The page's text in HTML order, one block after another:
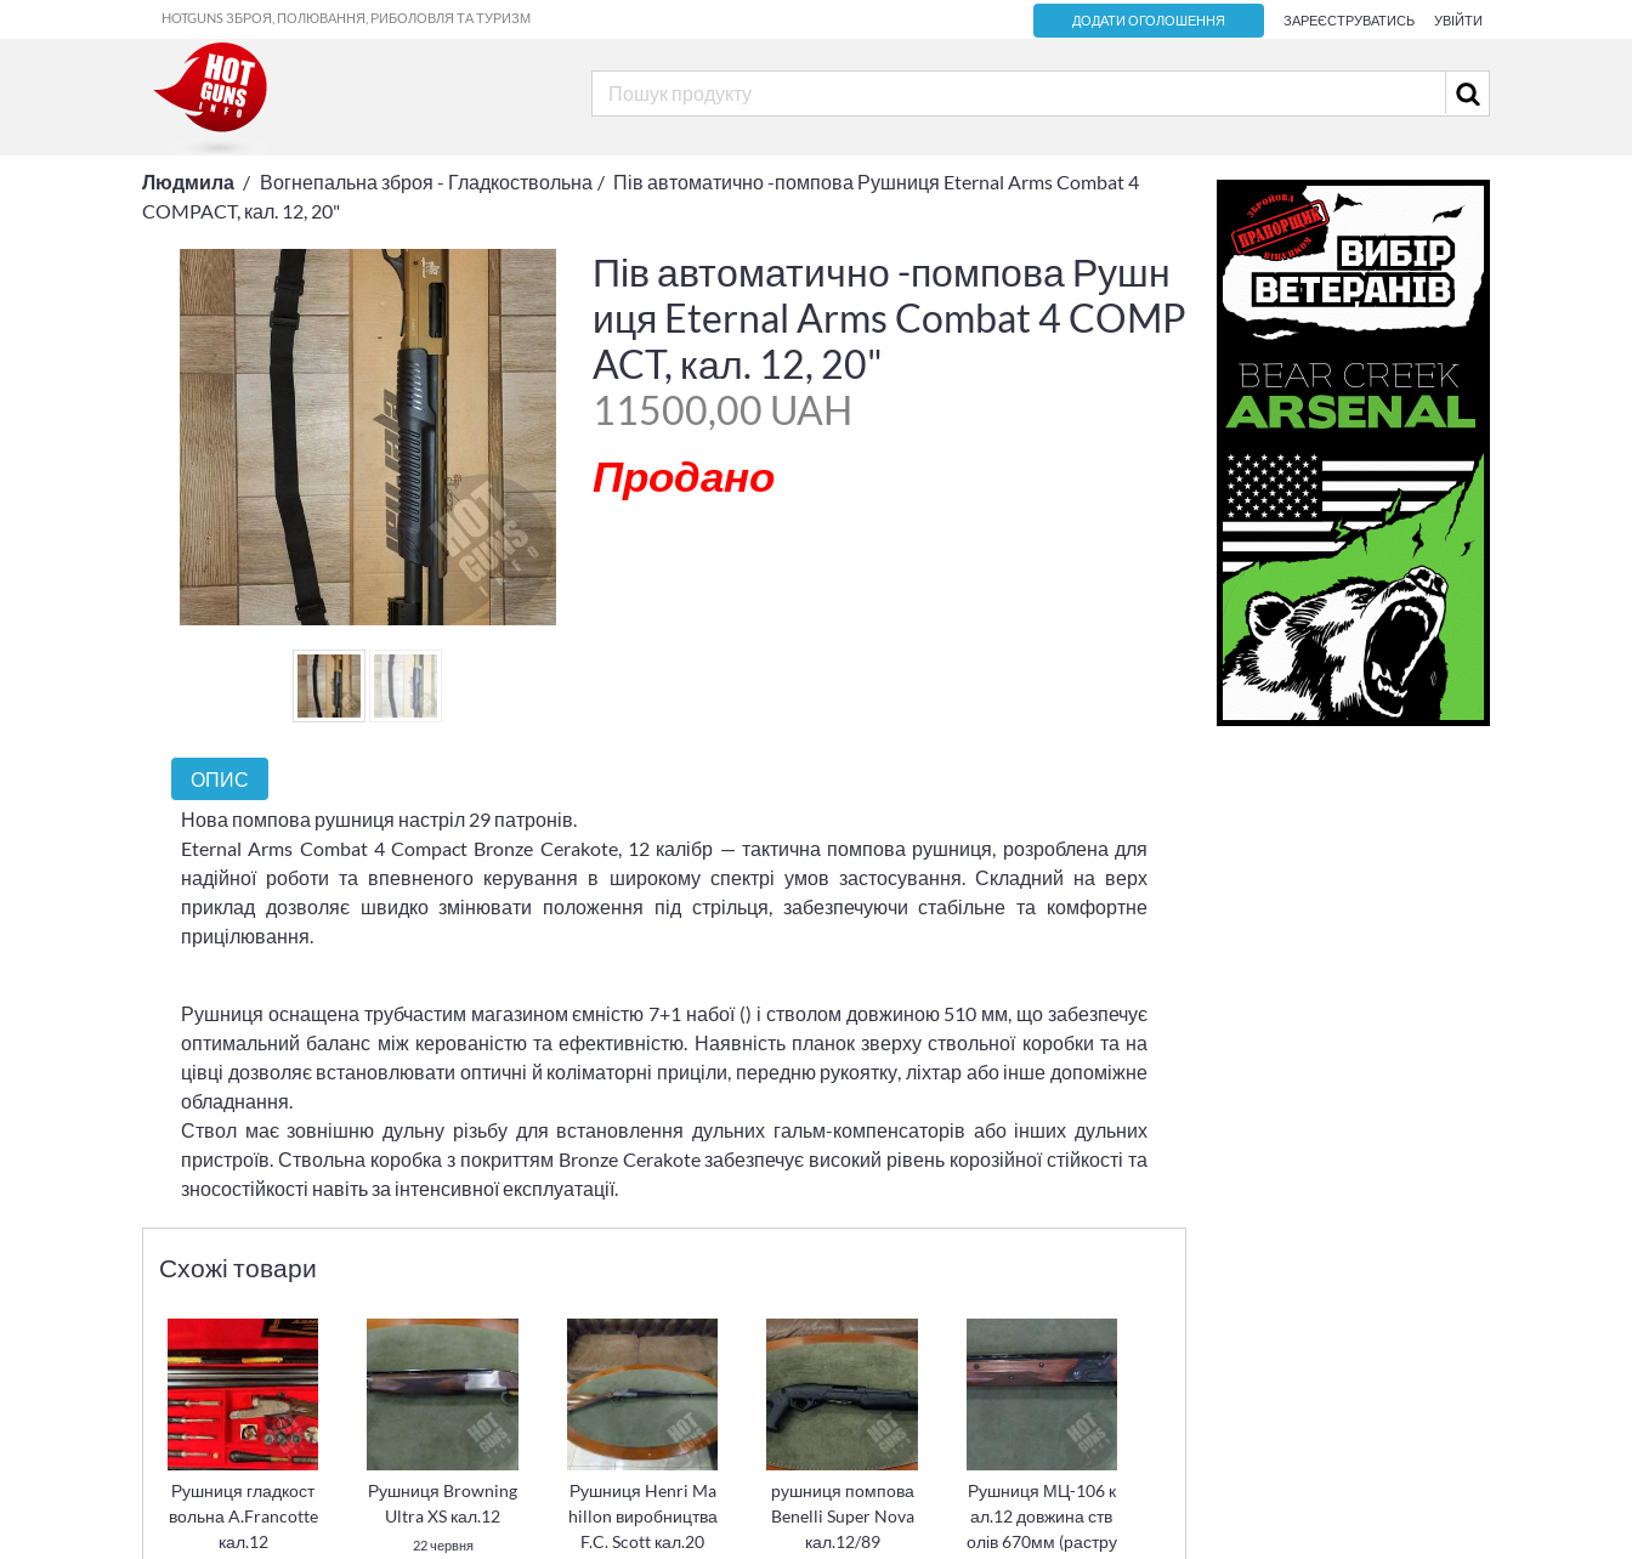
HOTGUNS ЗБРОЯ, ПОЛЮВАННЯ, РИБОЛОВЛЯ ТА ТУРИЗМ ДОДАТИ ОГОЛОШЕННЯ ЗАРЕЄСТРУВАТИСЬ УВІЙТИ
Людмила Вогнепальна зброя - Гладкоствольна
Пів автоматично -помпова Рушниця Eternal Arms Combat 4
COMPACT, кал. 12, 20"
Пів автоматично -помпова Рушн
иця Eternal Arms Combat 4 COMP
ACT, кал. 12, 20"
11500,00 UAH
Продано
ОПИС
Нова помпова рушниця настріл 29 патронів.
Eternal Arms Combat 4 Compact Bronze Cerakote, 12 калібр — тактична помпова рушниця, розроблена для
надійної роботи та впевненого керування в широкому спектрі умов застосування. Складний на верх
приклад дозволяє швидко змінювати положення під стрільця, забезпечуючи стабільне та комфортне
прицілювання.
Рушниця оснащена трубчастим магазином ємністю 7+1 набої () і стволом довжиною 510 мм, що забезпечує
оптимальний баланс між керованістю та ефективністю. Наявність планок зверху ствольної коробки та на
цівці дозволяє встановлювати оптичні й коліматорні приціли, передню рукоятку, ліхтар або інше допоміжне
обладнання.
Ствол має зовнішню дульну різьбу для встановлення дульних гальм-компенсаторів або інших дульних
пристроїв. Ствольна коробка з покриттям Bronze Cerakote забезпечує високий рівень корозійної стійкості та
зносостійкості навіть за інтенсивної експлуатації.
Схожі товари
Рушниця гладкост
вольна A.Francotte
кал.12
Рушниця Browning
Ultra XS кал.12
22 червня
Рушниця Henri Ma
hillon виробництва
F.C. Scott кал.20
рушниця помпова
Benelli Super Nova
кал.12/89
Рушниця МЦ-106 к
ал.12 довжина ств
олів 670мм (растру